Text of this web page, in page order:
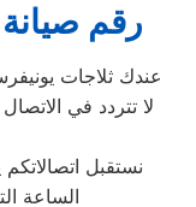
رقم
عندك ثلاجات
لا تتردد في
نستقبل
الساعة